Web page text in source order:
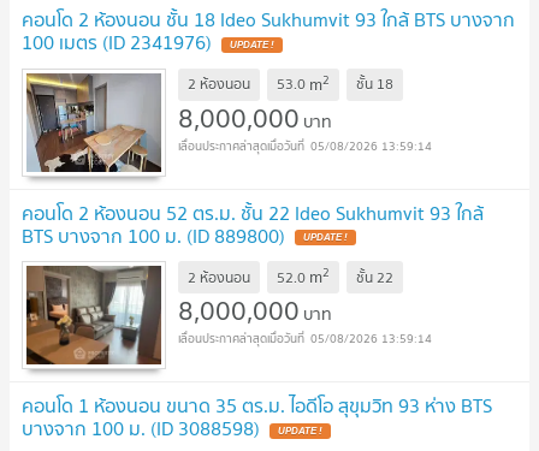
คอนโด 2 ห้องนอน ชั้น 18 Ideo Sukhumvit 93 ใกล้ BTS บางจาก
100 เมตร (ID 2341976)
2 ห้องนอน 53.0 m2 ชั้น 18
8,000,000 บาท
05/08/2026 13:59:14
คอนโด 2 ห้องนอน 52 ตร.ม. ชั้น 22 Ideo Sukhumvit 93 ใกล้
BTS บางจาก 100 ม. (ID 889800)
2 ห้องนอน 52.0 m2 ชั้น22
8,000,000 บาท
05/08/2026 13:59:14
คอนโด 1 ห้องนอน ขนาด 35 ตร.ม. ไอดีโอ สุขุมวิท 93 ห่าง BTS
บางจาก 100 ม. (ID 3088598)